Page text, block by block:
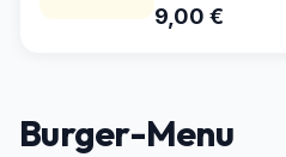
9,00 €
Burger-Menu